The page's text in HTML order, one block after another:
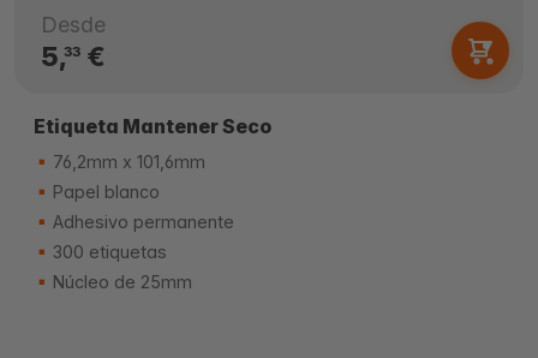
Desde
5,33€
Etiqueta Mantener Seco
76,2mm x 101,6mm
Papel blanco
Adhesivo permanente
300 etiquetas
Núcleo de 25mm